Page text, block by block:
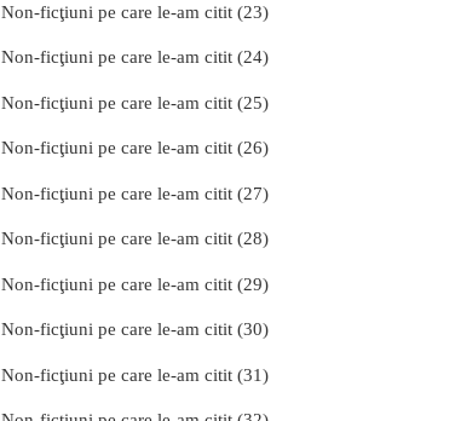
Non-ficţiuni pe care le-am citit (23)
Non-ficţiuni pe care le-am citit (24)
Non-ficţiuni pe care le-am citit (25)
Non-ficţiuni pe care le-am citit (26)
Non-ficţiuni pe care le-am citit (27)
Non-ficţiuni pe care le-am citit (28)
Non-ficţiuni pe care le-am citit (29)
Non-ficţiuni pe care le-am citit (30)
Non-ficţiuni pe care le-am citit (31)